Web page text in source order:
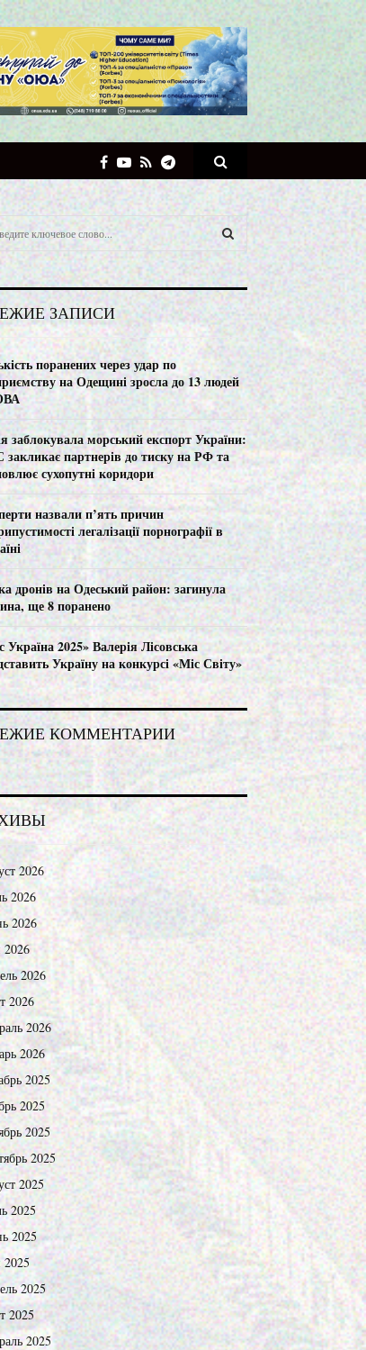
S
E
A
R
C
H
ЗАПИСИ
поранених через удар по
на Одещині зросла до 13 людей
заблокувала морський експорт України:
партнерів до тиску на РФ та
сухопутні коридори
назвали п’ять причин
легалізації порнографії в
дронів на Одеський район: загинула
ще 8 поранено
Україна 2025» Валерія Лісовська
Україну на конкурсі «Міс Світу»
КОММЕНТАРИИ
2026
2026
2026
2026
2026
2026
2026
2025
2025
2025
2025
2025
2025
2025
2025
2025
2025